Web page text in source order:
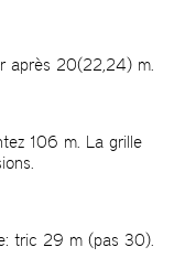
après 20(22,24) m.
106 m. La grille
tric 29 m (pas 30).